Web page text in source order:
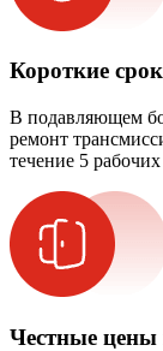
Короткие
В подавляющем
ремонт
течение 5
Честные цены